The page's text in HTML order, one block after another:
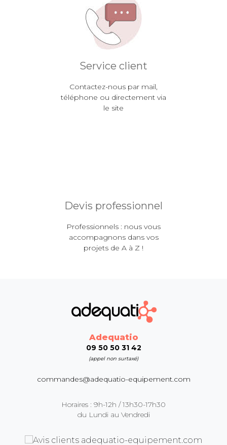
Service client
Contactez-nous par mail,
téléphone ou directement via
le site
Devis professionnel
Professionnels : nous vous
accompagnons dans vos
projets de A à Z !
Adequatio
09 50 50 31 42
(appel non surtaxé)
commandes@adequatio-equipement.com
Horaires : 9h-12h / 13h30-17h30
du Lundi au Vendredi